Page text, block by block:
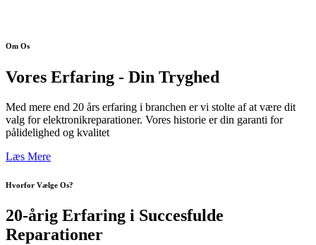
Om Os
Vores Erfaring - Din Tryghed
Med mere end 20 års erfaring i branchen er vi stolte af at være dit
valg for elektronikreparationer. Vores historie er din garanti for
pålidelighed og kvalitet
Læs Mere
Hvorfor Vælge Os?
20-årig Erfaring i Succesfulde
Reparationer